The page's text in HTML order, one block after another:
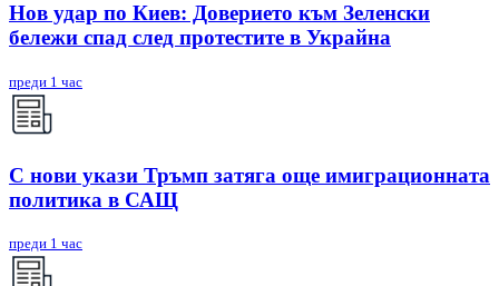
Нов удар по Киев: Доверието към Зеленски
бележи спад след протестите в Украйна
преди 1 час
С нови укази Тръмп затяга още имиграционната
политика в САЩ
преди 1 час